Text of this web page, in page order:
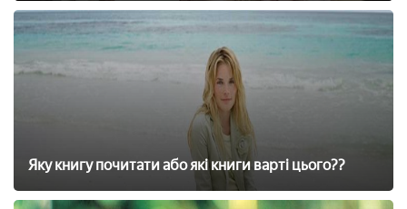
Яку книгу почитати або які книги варті цього??